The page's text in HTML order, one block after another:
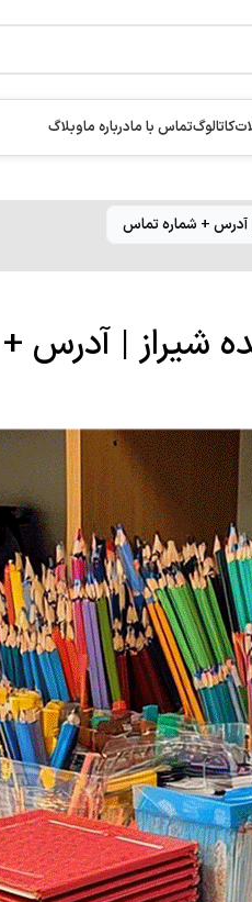
کاتالوگتماس با مادرباره ماوبلاگ
| آدرس + شماره تماس
شیراز |